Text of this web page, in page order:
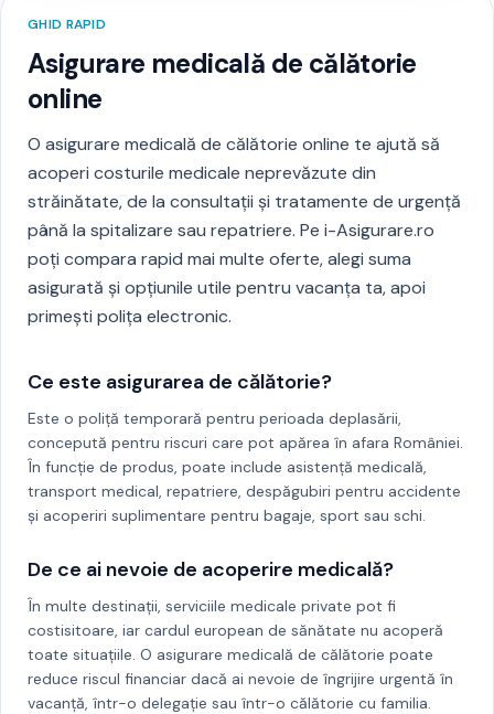
GHID RAPID
Asigurare medicală de călătorie
online
O asigurare medicală de călătorie online te ajută să
acoperi costurile medicale neprevăzute din
străinătate, de la consultații și tratamente de urgență
până la spitalizare sau repatriere. Pe i-Asigurare.ro
poți compara rapid mai multe oferte, alegi suma
asigurată și opțiunile utile pentru vacanța ta, apoi
primești polița electronic.
Ce este asigurarea de călătorie?
Este o poliță temporară pentru perioada deplasării,
concepută pentru riscuri care pot apărea în afara României.
În funcție de produs, poate include asistență medicală,
transport medical, repatriere, despăgubiri pentru accidente
și acoperiri suplimentare pentru bagaje, sport sau schi.
De ce ai nevoie de acoperire medicală?
În multe destinații, serviciile medicale private pot fi
costisitoare, iar cardul european de sănătate nu acoperă
toate situațiile. O asigurare medicală de călătorie poate
reduce riscul financiar dacă ai nevoie de îngrijire urgentă în
vacanță, într-o delegație sau într-o călătorie cu familia.